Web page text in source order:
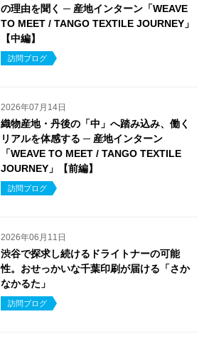
の理由を聞く ─ 産地インターン「WEAVE
TO MEET / TANGO TEXTILE JOURNEY」
【中編】
訪問ブログ
2026年07月14日
織物産地・丹後の「中」へ踏み込み、働く
リアルを体感する ─ 産地インターン
「WEAVE TO MEET / TANGO TEXTILE
JOURNEY」【前編】
訪問ブログ
2026年06月11日
渋谷で探求し続けるドライトナーの可能
性。おせっかいな千葉印刷が届ける「さか
なかるた」
訪問ブログ